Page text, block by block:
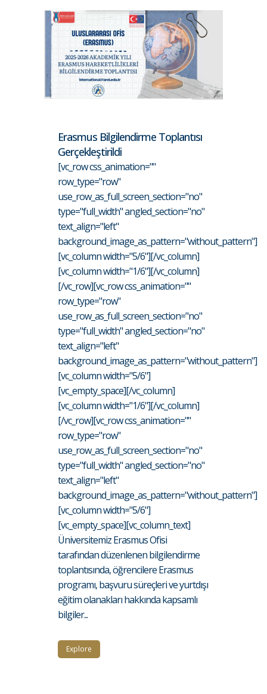
Erasmus Bilgilendirme Toplantısı
Gerçekleştirildi
[vc_row css_animation=""
row_type="row"
use_row_as_full_screen_section="no"
type="full_width" angled_section="no"
text_align="left"
background_image_as_pattern="without_pattern"]
[vc_column width="5/6"][/vc_column]
[vc_column width="1/6"][/vc_column]
[/vc_row][vc_row css_animation=""
row_type="row"
use_row_as_full_screen_section="no"
type="full_width" angled_section="no"
text_align="left"
background_image_as_pattern="without_pattern"]
[vc_column width="5/6"]
[vc_empty_space][/vc_column]
[vc_column width="1/6"][/vc_column]
[/vc_row][vc_row css_animation=""
row_type="row"
use_row_as_full_screen_section="no"
type="full_width" angled_section="no"
text_align="left"
background_image_as_pattern="without_pattern"]
[vc_column width="5/6"]
[vc_empty_space][vc_column_text]
Üniversitemiz Erasmus Ofisi
tarafından düzenlenen bilgilendirme
toplantısında, öğrencilere Erasmus
programı, başvuru süreçleri ve yurtdışı
eğitim olanakları hakkında kapsamlı
bilgiler...
Explore